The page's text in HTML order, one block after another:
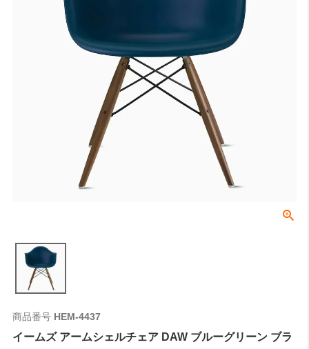
商品番号 HEM-4437
イームズ アームシェルチェア DAW ブルーグリーン ブラ